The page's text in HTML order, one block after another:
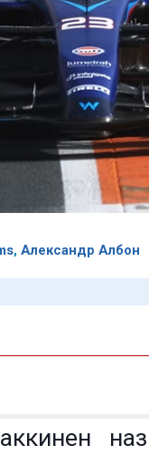
, Александр Албон